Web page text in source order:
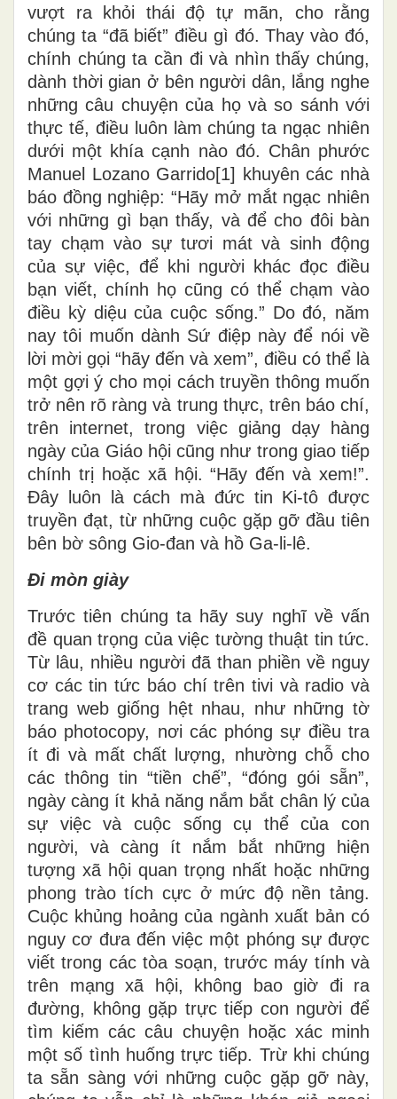
vượt ra khỏi thái độ tự mãn, cho rằng
chúng ta “đã biết” điều gì đó. Thay vào đó,
chính chúng ta cần đi và nhìn thấy chúng,
dành thời gian ở bên người dân, lắng nghe
những câu chuyện của họ và so sánh với
thực tế, điều luôn làm chúng ta ngạc nhiên
dưới một khía cạnh nào đó. Chân phước
Manuel Lozano Garrido[1] khuyên các nhà
báo đồng nghiệp: “Hãy mở mắt ngạc nhiên
với những gì bạn thấy, và để cho đôi bàn
tay chạm vào sự tươi mát và sinh động
của sự việc, để khi người khác đọc điều
bạn viết, chính họ cũng có thể chạm vào
điều kỳ diệu của cuộc sống.” Do đó, năm
nay tôi muốn dành Sứ điệp này để nói về
lời mời gọi “hãy đến và xem”, điều có thể là
một gợi ý cho mọi cách truyền thông muốn
trở nên rõ ràng và trung thực, trên báo chí,
trên internet, trong việc giảng dạy hàng
ngày của Giáo hội cũng như trong giao tiếp
chính trị hoặc xã hội. “Hãy đến và xem!”.
Đây luôn là cách mà đức tin Ki-tô được
truyền đạt, từ những cuộc gặp gỡ đầu tiên
bên bờ sông Gio-đan và hồ Ga-li-lê.
Đi mòn giày
Trước tiên chúng ta hãy suy nghĩ về vấn
đề quan trọng của việc tường thuật tin tức.
Từ lâu, nhiều người đã than phiền về nguy
cơ các tin tức báo chí trên tivi và radio và
trang web giống hệt nhau, như những tờ
báo photocopy, nơi các phóng sự điều tra
ít đi và mất chất lượng, nhường chỗ cho
các thông tin “tiền chế”, “đóng gói sẵn”,
ngày càng ít khả năng nắm bắt chân lý của
sự việc và cuộc sống cụ thể của con
người, và càng ít nắm bắt những hiện
tượng xã hội quan trọng nhất hoặc những
phong trào tích cực ở mức độ nền tảng.
Cuộc khủng hoảng của ngành xuất bản có
nguy cơ đưa đến việc một phóng sự được
viết trong các tòa soạn, trước máy tính và
trên mạng xã hội, không bao giờ đi ra
đường, không gặp trực tiếp con người để
tìm kiếm các câu chuyện hoặc xác minh
một số tình huống trực tiếp. Trừ khi chúng
ta sẵn sàng với những cuộc gặp gỡ này,